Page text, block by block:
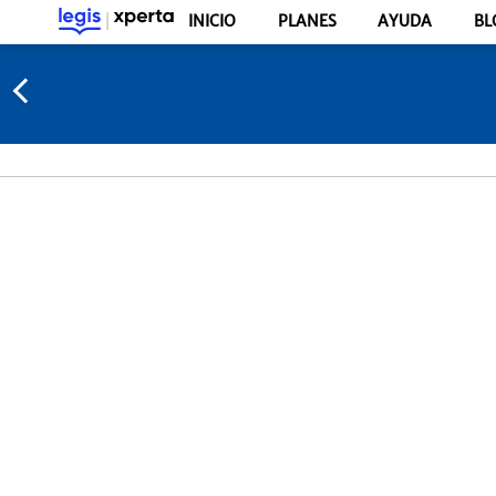
INICIO PLANES AYUDA